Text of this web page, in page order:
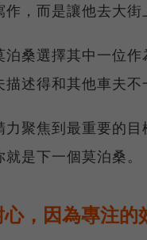
，而是讓他去大街
泊桑選擇其中一位
述得和其他車夫不
力聚焦到最重要的
是下一個莫泊桑。
，因為專注的